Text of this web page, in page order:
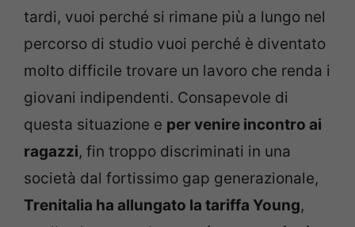
tardi, vuoi perché si rimane più a lungo nel
percorso di studio vuoi perché è diventato
molto difficile trovare un lavoro che renda i
giovani indipendenti. Consapevole di
questa situazione e per venire incontro ai
ragazzi, fin troppo discriminati in una
società dal fortissimo gap generazionale,
Trenitalia ha allungato la tariffa Young,